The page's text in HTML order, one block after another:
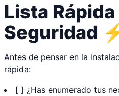
Lista Rápida
Seguridad
Antes de pensar en la
rápida:
[ ] ¿Has enumerado tus